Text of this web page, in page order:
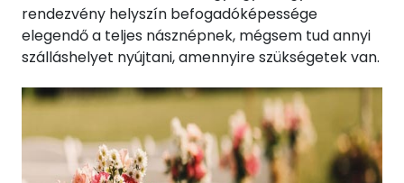
rendezvény helyszín befogadóképessége
elegendő a teljes násznépnek, mégsem tud annyi
szálláshelyet nyújtani, amennyire szükségetek van.